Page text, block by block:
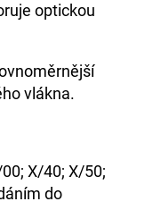
optickou
vlákna.
X/40; X/50;
do